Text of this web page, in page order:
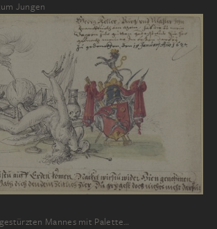
Jungen
Mannes mit Palette…